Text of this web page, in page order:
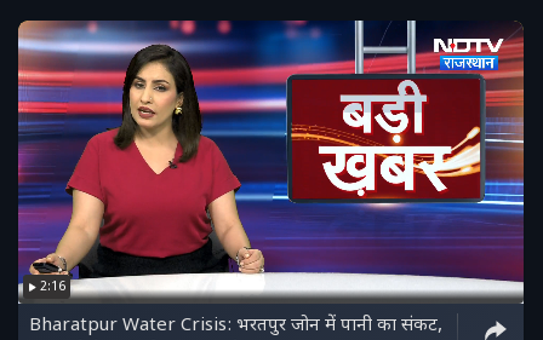
2:16
Bharatpur Water Crisis: भरतपुर जोन में पानी का संकट,